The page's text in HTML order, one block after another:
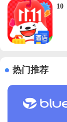
10
热门推荐